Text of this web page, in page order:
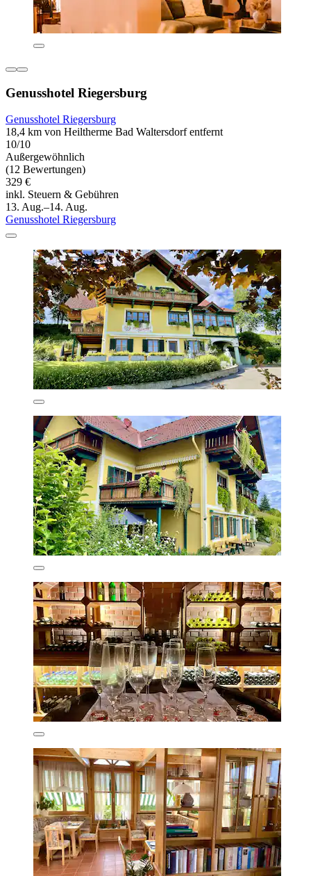
Genusshotel Riegersburg
Genusshotel Riegersburg
18,4 km von Heiltherme Bad Waltersdorf entfernt
10/10
Außergewöhnlich
(12 Bewertungen)
329 €
inkl. Steuern & Gebühren
13. Aug.–14. Aug.
Genusshotel Riegersburg